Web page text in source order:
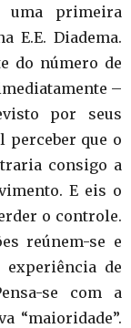
uma primeira
E.E. Diadema.
do número de
–
por seus
que o
consigo a
E eis o
o controle.
reúnem-se e
de
se com a
“maioridade”.